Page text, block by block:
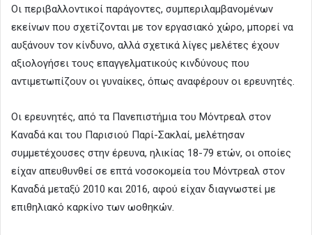
Οι περιβαλλοντικοί παράγοντες, συμπεριλαμβανομένων
εκείνων που σχετίζονται με τον εργασιακό χώρο, μπορεί να
αυξάνουν τον κίνδυνο, αλλά σχετικά λίγες μελέτες έχουν
αξιολογήσει τους επαγγελματικούς κινδύνους που
αντιμετωπίζουν οι γυναίκες, όπως αναφέρουν οι ερευνητές.
Οι ερευνητές, από τα Πανεπιστήμια του Μόντρεαλ στον
Καναδά και του Παρισιού Παρί-Σακλαί, μελέτησαν
συμμετέχουσες στην έρευνα, ηλικίας 18-79 ετών, οι οποίες
είχαν απευθυνθεί σε επτά νοσοκομεία του Μόντρεαλ στον
Καναδά μεταξύ 2010 και 2016, αφού είχαν διαγνωστεί με
επιθηλιακό καρκίνο των ωοθηκών.